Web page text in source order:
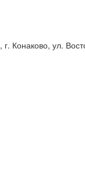
г. Конаково, ул.